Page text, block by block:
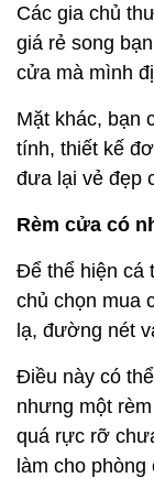
Các gia chủ
giá rẻ song
cửa mà mình
Mặt khác, bạn
tính, thiết kế
đưa lại vẻ đẹp
Rèm cửa có
Để thể hiện cá
chủ chọn mua
lạ, đường nét
Điều này có
nhưng một
quá rực rỡ
làm cho phòng